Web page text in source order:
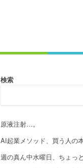
検索
原液注射…。
AI起業メソッド、買う人の
週の真ん中水曜日、ちょっ